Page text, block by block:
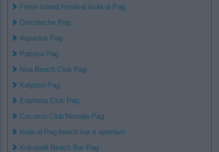
Fresh Island Festival Isola di Pag
Discoteche Pag
Aquarius Pag
Papaya Pag
Noa Beach Club Pag
Kalypso Pag
Euphoria Club Pag
Cocomo Club Novalja Pag
Isola di Pag beach bar e aperitivo
Kokopelli Beach Bar Pag